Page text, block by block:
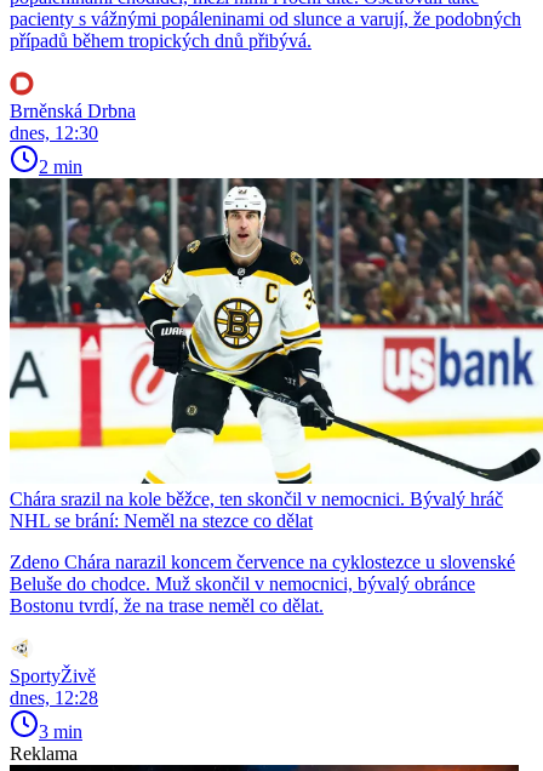
pacienty s vážnými popáleninami od slunce a varují, že podobných
případů během tropických dnů přibývá.
Brněnská Drbna
dnes, 12:30
2 min
Chára srazil na kole běžce, ten skončil v nemocnici. Bývalý hráč
NHL se brání: Neměl na stezce co dělat
Zdeno Chára narazil koncem července na cyklostezce u slovenské
Beluše do chodce. Muž skončil v nemocnici, bývalý obránce
Bostonu tvrdí, že na trase neměl co dělat.
SportyŽivě
dnes, 12:28
3 min
Reklama